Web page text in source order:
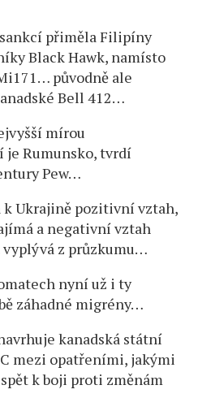
přiměla Filipíny
Black Hawk, namísto
původně ale
Bell 412…
mírou
je Rumunsko, tvrdí
Pew…
k Ukrajině pozitivní vztah,
a negativní vztah
z průzkumu…
nyní už i ty
záhadné migrény…
kanadská státní
mezi opatřeními, jakými
k boji proti změnám